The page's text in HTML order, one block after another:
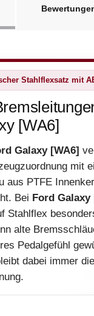
Stahlflexsatz mit
[WA6]
Galaxy [WA6]
mit
aus PTFE
Bei Ford Galaxy
Stahlflex
alte
Pedalgefühl
dabei immer